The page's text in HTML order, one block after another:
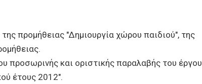
προμήθειας "Δημιουργία χώρου παιδιού", της
και οριστικής παραλαβής του έργου
έτους 2012".